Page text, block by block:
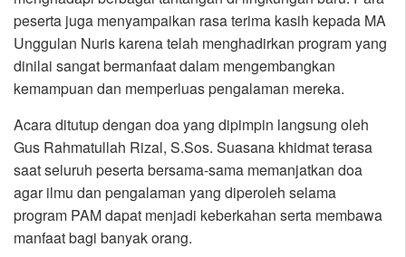
peserta juga menyampaikan rasa terima kasih kepada MA
Unggulan Nuris karena telah menghadirkan program yang
dinilai sangat bermanfaat dalam mengembangkan
kemampuan dan memperluas pengalaman mereka.
Acara ditutup dengan doa yang dipimpin langsung oleh
Gus Rahmatullah Rizal, S.Sos. Suasana khidmat terasa
saat seluruh peserta bersama-sama memanjatkan doa
agar ilmu dan pengalaman yang diperoleh selama
program PAM dapat menjadi keberkahan serta membawa
manfaat bagi banyak orang.